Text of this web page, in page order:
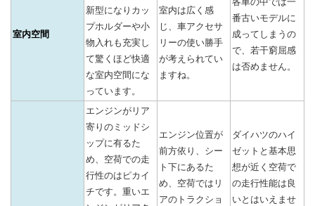
室内空間
新型になりカッ
プホルダーや小
物入れも充実し
て驚くほど快適
な室内空間にな
っています。
室内は広く感
じ、車アクセサ
リーの使い勝手
が考えられてい
ますね。
番古いモデルに
成ってしまうの
で、若干窮屈感
は否めません。
エンジンがリア
寄りのミッドシ
ップに有るた
め、空荷での走
行性のはピカイ
チです。重いエ
エンジン位置が
前方依り、シー
ト下にあるた
め、空荷ではリ
アのトラクショ
ダイハツのハイ
ゼットと基本思
想が近く空荷で
の走行性能は良
いとはいえませ